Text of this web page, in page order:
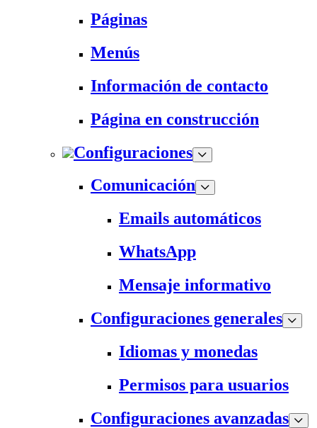
Páginas
Menús
Información de contacto
Página en construcción
Configuraciones
Comunicación
Emails automáticos
WhatsApp
Mensaje informativo
Configuraciones generales
Idiomas y monedas
Permisos para usuarios
Configuraciones avanzadas